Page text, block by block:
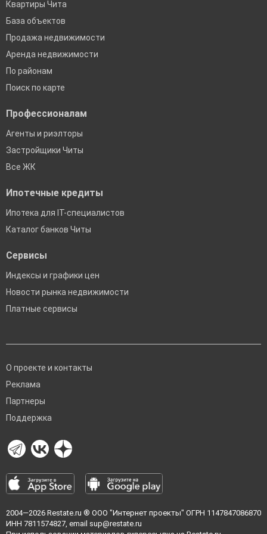
Квартиры Чита
База объектов
Продажа недвижимости
Аренда недвижимости
По районам
Поиск по карте
Профессионалам
Агенты и риэлторы
Застройщики Читы
Все ЖК
Ипотечные кредиты
Ипотека для IT-специалистов
Каталог банков Читы
Сервисы
Индексы и графики цен
Новости рынка недвижимости
Платные сервисы
О проекте и контакты
Реклама
Партнеры
Поддержка
2004—2026 Restate.ru ® ООО "Интернет проекты" ОГРН 1147847086870
ИНН 7811574827, email sup@restate.ru